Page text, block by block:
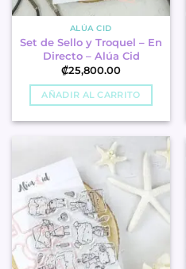
ALÚA CID
Set de Sello y Troquel – En
Directo – Alúa Cid
₡25,800.00
AÑADIR AL CARRITO